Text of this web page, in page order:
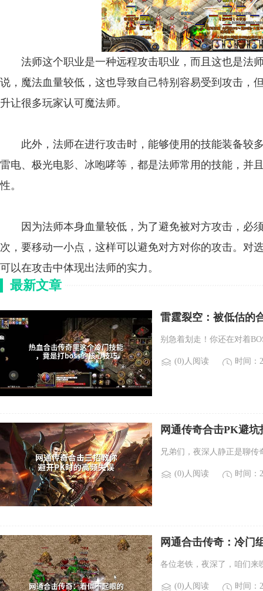
法师这个职业是一种远程攻击职业，而且这也是法
说，魔法血量较低，这也导致自己特别容易受到攻击，
升让很多玩家认可魔法师。
此外，法师在进行攻击时，能够使用的技能装备较
雷电、极光电影、冰咆哮等，都是法师常用的技能，并
性。
因为法师本身血量较低，为了避免被对方攻击，必
次，要移动一小点，这样可以避免对方对你的攻击。对
可以在攻击中体现出法师的实力。
最新文章
雷霆裂空：被低估的
别急着划走！你还在对着
(0)人阅读 时间：
网通传奇合击PK避
兄弟们，夜深人静正是聊
(0)人阅读 时间：
网通合击传奇：冷门
各位老铁，夜深了，咱们来
(0)人阅读 时间：